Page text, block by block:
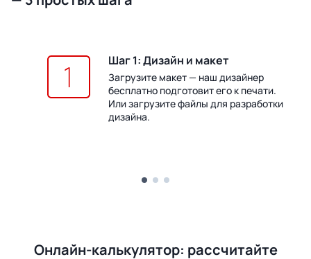
Шаг 1: Дизайн и макет
Загрузите макет — наш дизайнер
бесплатно подготовит его к печати.
Или загрузите файлы для разработки
дизайна.
Онлайн-калькулятор: рассчитайте